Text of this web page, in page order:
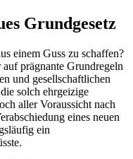
Grundgesetz
einem Guss zu schaffen?
prägnante Grundregeln
und gesellschaftlichen
solch ehrgeizige
aller Voraussicht nach
eines neuen
ein